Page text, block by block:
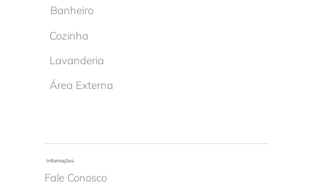
Banheiro
Cozinha
Lavanderia
Área Externa
Informações
Fale Conosco